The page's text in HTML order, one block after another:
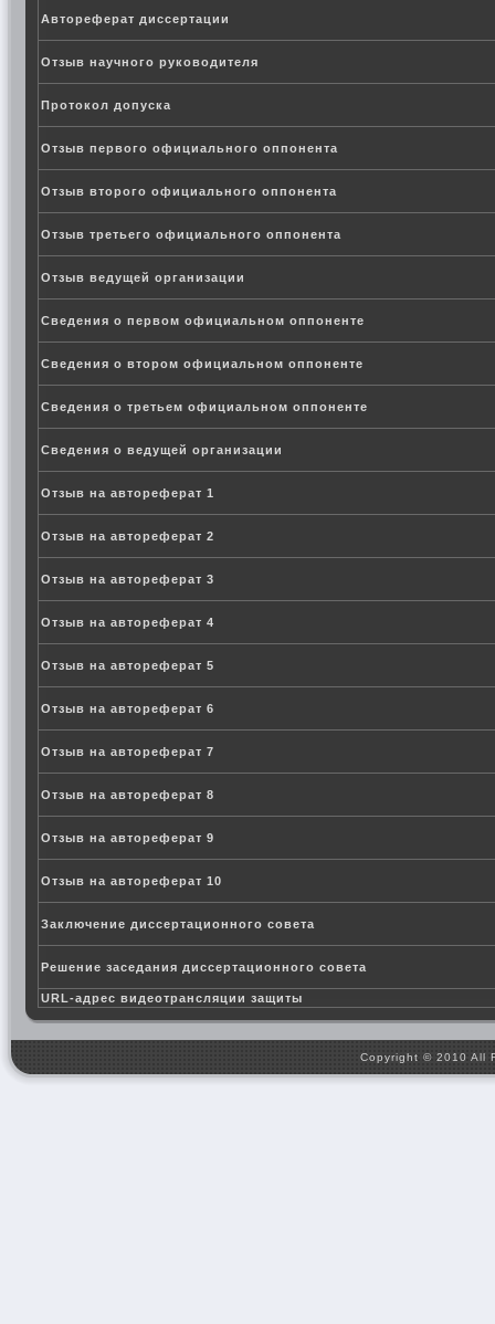
Автореферат диссертации
Отзыв научного руководителя
Протокол допуска
Отзыв первого официального оппонента
Отзыв второго официального оппонента
Отзыв третьего официального оппонента
Отзыв ведущей организации
Сведения о первом официальном оппоненте
Сведения о втором официальном оппоненте
Сведения о третьем официальном оппоненте
Сведения о ведущей организации
Отзыв на автореферат 1
Отзыв на автореферат 2
Отзыв на автореферат 3
Отзыв на автореферат 4
Отзыв на автореферат 5
Отзыв на автореферат 6
Отзыв на автореферат 7
Отзыв на автореферат 8
Отзыв на автореферат 9
Отзыв на автореферат 10
Заключение диссертационного совета
Решение заседания диссертационного совета
URL-адрес видеотрансляции защиты
Copyright © 2010 All